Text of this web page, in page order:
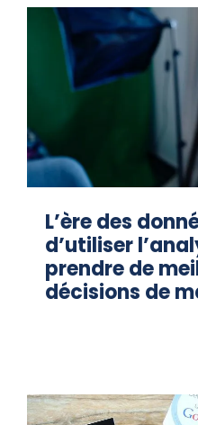
L’ère des
d’utiliser
prendre de
décisions de